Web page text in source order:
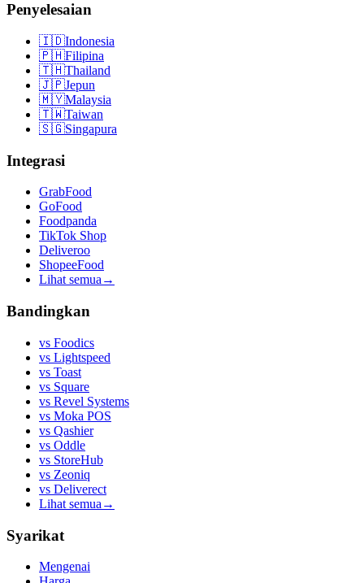
Penyelesaian
🇮🇩Indonesia
🇵🇭Filipina
🇹🇭Thailand
🇯🇵Jepun
🇲🇾Malaysia
🇹🇼Taiwan
🇸🇬Singapura
Integrasi
GrabFood
GoFood
Foodpanda
TikTok Shop
Deliveroo
ShopeeFood
Lihat semua →
Bandingkan
vs Foodics
vs Lightspeed
vs Toast
vs Square
vs Revel Systems
vs Moka POS
vs Qashier
vs Oddle
vs StoreHub
vs Zeoniq
vs Deliverect
Lihat semua →
Syarikat
Mengenai